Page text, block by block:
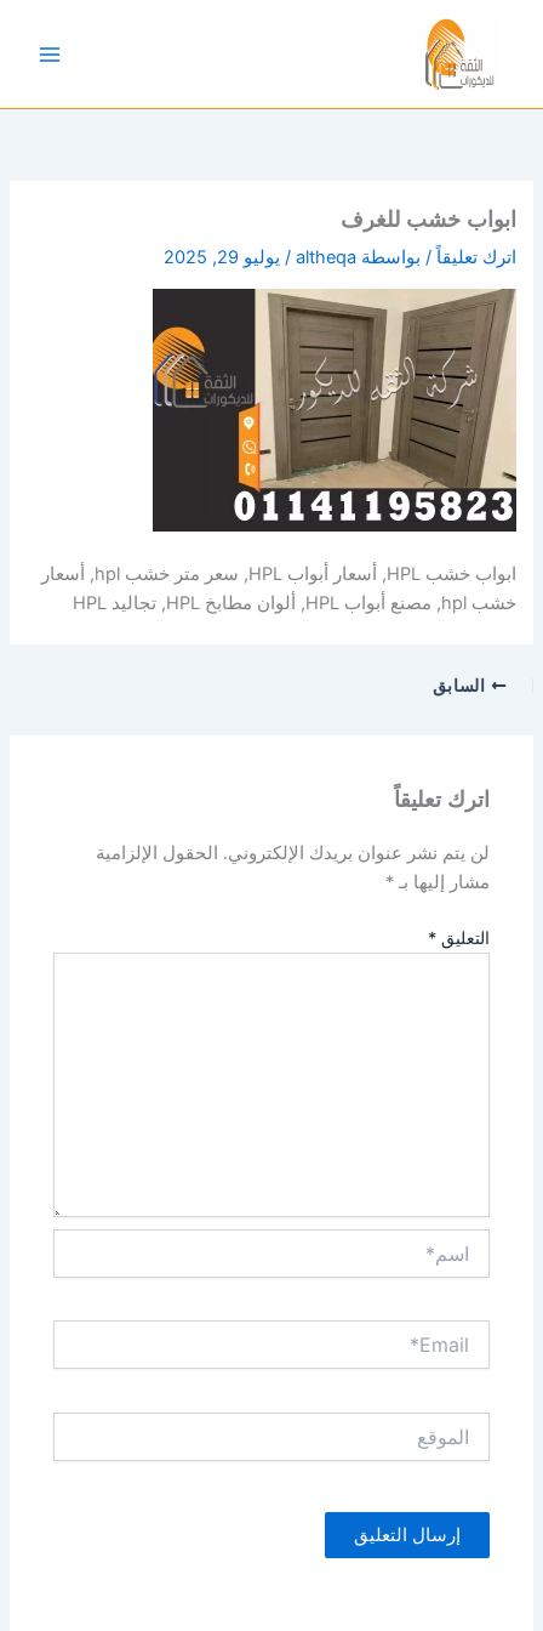
المحتوى
ابواب خشب للغرف
اترك تعليقاً / بواسطة altheqa
/ يوليو 29, 2025
ابواب خشب HPL, أسعار أبواب HPL, سعر متر خشب hpl, أسعار
خشب hpl, مصنع أبواب HPL, ألوان مطابخ HPL, تجاليد HPL
السابق
اترك تعليقاً
لن يتم نشر عنوان بريدك الإلكتروني. الحقول الإلزامية
مشار إليها بـ*
التعليق*